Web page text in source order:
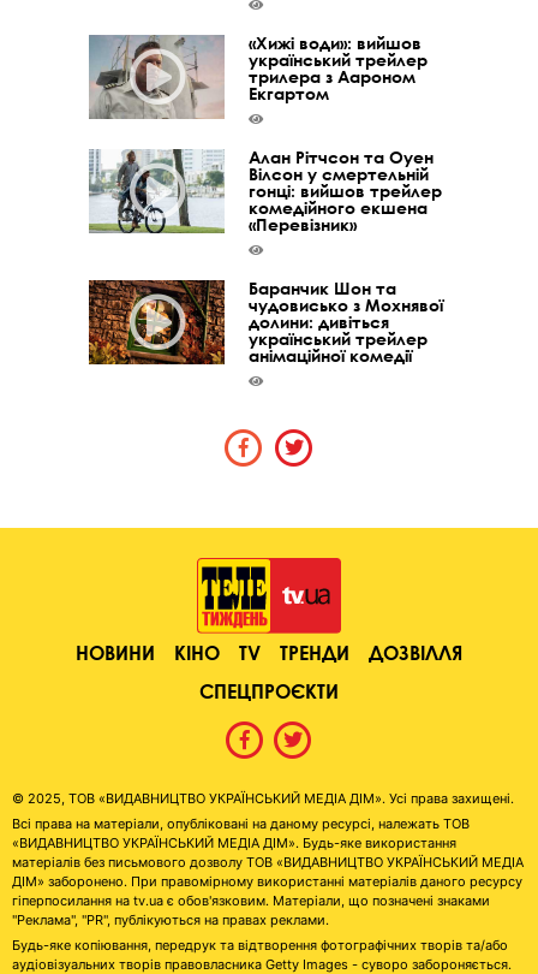
«Хижі води»: вийшов
український трейлер
трилера з Аароном
Екгартом
Алан Рітчсон та Оуен
Вілсон у смертельній
гонці: вийшов трейлер
комедійного екшена
«Перевізник»
Баранчик Шон та
чудовисько з Мохнявої
долини: дивіться
український трейлер
анімаційної комедії
НОВИНИ КІНО TV ТРЕНДИ
ДОЗВІЛЛЯ
СПЕЦПРОЄКТИ
© 2025, ТОВ «ВИДАВНИЦТВО УКРАЇНСЬКИЙ МЕДІА ДІМ». Усі права захищені.
Всі права на матеріали, опубліковані на даному ресурсі, належать ТОВ
«ВИДАВНИЦТВО УКРАЇНСЬКИЙ МЕДІА ДІМ». Будь-яке використання
матеріалів без письмового дозволу ТОВ «ВИДАВНИЦТВО УКРАЇНСЬКИЙ МЕДІА
ДІМ» заборонено. При правомірному використанні матеріалів даного ресурсу
гіперпосилання на tv.ua є обов'язковим. Матеріали, що позначені знаками
"Реклама", "PR", публікуються на правах реклами.
Будь-яке копіювання, передрук та відтворення фотографічних творів та/або
аудіовізуальних творів правовласника Getty Images - суворо забороняється.